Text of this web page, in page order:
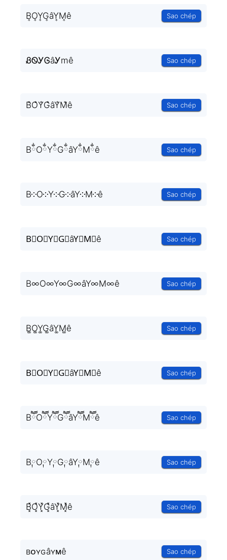
B͎O͎Y͎G͎âY͎M͎ê Sao chép
ᏰᏫᎩᎶâᎩmê Sao chép
B̐O̐Y̐G̐âY̐M̐ê Sao chép
BྂOྂYྂGྂâYྂMྂê Sao chép
B༶O༶Y༶G༶âY༶M༶ê Sao chép
B⃒O⃒Y⃒G⃒âY⃒M⃒ê Sao chép
B∞O∞Y∞G∞âY∞M∞ê Sao chép
B͚O͚Y͚G͚âY͚M͚ê Sao chép
B⃒O⃒Y⃒G⃒âY⃒M⃒ê Sao chép
BཽOཽYཽGཽâYཽMཽê Sao chép
B༙O༙Y༙G༙âY༙M༙ê Sao chép
B͓̽O͓̽Y͓̽G͓̽âY͓̽M͓̽ê Sao chép
ʙᴏʏɢâʏᴍê Sao chép